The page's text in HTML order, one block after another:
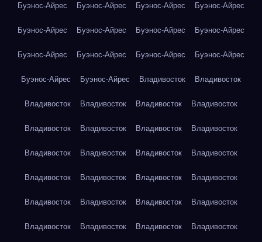
Буэнос-Айрес Буэнос-Айрес Буэнос-Айрес Буэнос-Айрес
Буэнос-Айрес Буэнос-Айрес Буэнос-Айрес Буэнос-Айрес
Буэнос-Айрес Буэнос-Айрес Буэнос-Айрес Буэнос-Айрес
Буэнос-Айрес Буэнос-Айрес Владивосток Владивосток
Владивосток Владивосток Владивосток Владивосток
Владивосток Владивосток Владивосток Владивосток
Владивосток Владивосток Владивосток Владивосток
Владивосток Владивосток Владивосток Владивосток
Владивосток Владивосток Владивосток Владивосток
Владивосток Владивосток Владивосток Владивосток